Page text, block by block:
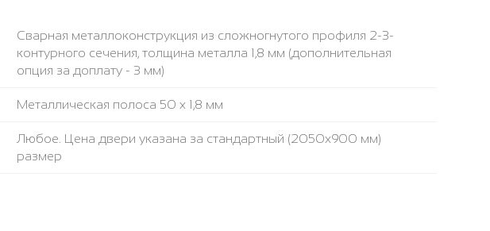
Сварная металлоконструкция из сложногнутого профиля 2-3-
контурного сечения, толщина металла 1,8 мм (дополнительная
опция за доплату - 3 мм)
Металлическая полоса 50 х 1,8 мм
Любое. Цена двери указана за стандартный (2050x900 мм)
размер